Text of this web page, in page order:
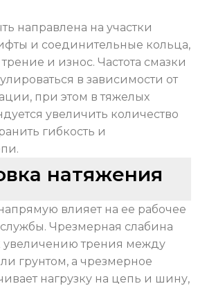
направлена на участки
и соединительные кольца,
и износ. Частота смазки
в зависимости от
при этом в тяжелых
увеличить количество
гибкость и
натяжения
влияет на ее рабочее
Чрезмерная слабина
увеличению трения между
грунтом, а чрезмерное
нагрузку на цепь и шину,